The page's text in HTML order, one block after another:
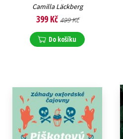
Camilla Läckberg
399 Kč 499 Kč
Do košíku